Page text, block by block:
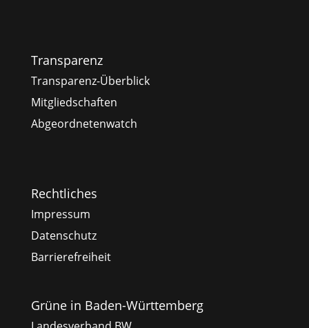
Transparenz
Transparenz-Überblick
Mitgliedschaften
Abgeordnetenwatch
Rechtliches
Impressum
Datenschutz
Barrierefreiheit
Grüne in Baden-Württemberg